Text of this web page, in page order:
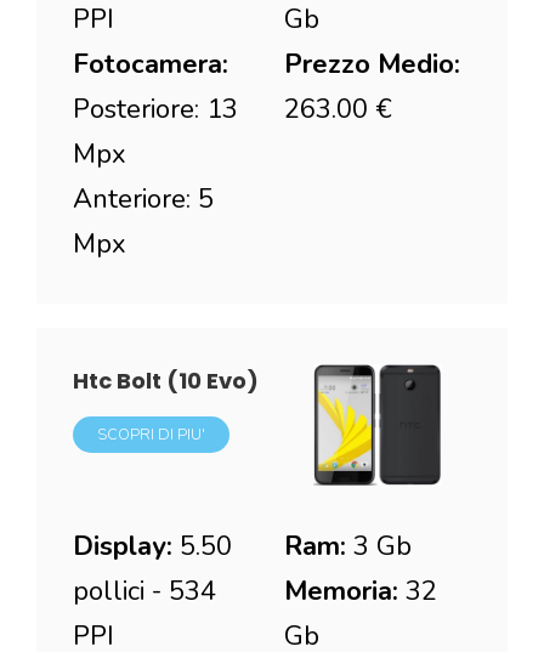
PPI
Fotocamera:
Posteriore: 13
Mpx
Anteriore: 5
Mpx
Gb
Prezzo Medio:
263.00 €
Htc Bolt (10 Evo)
SCOPRI DI PIU'
Display: 5.50
pollici - 534
PPI
Ram: 3 Gb
Memoria: 32
Gb